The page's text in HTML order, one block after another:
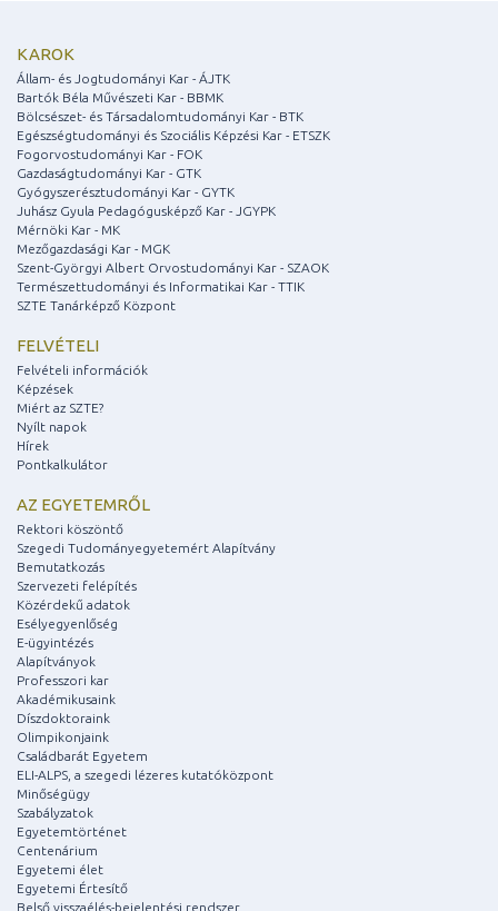
KAROK
Állam- és Jogtudományi Kar - ÁJTK
Bartók Béla Művészeti Kar - BBMK
Bölcsészet- és Társadalomtudományi Kar - BTK
Egészségtudományi és Szociális Képzési Kar - ETSZK
Fogorvostudományi Kar - FOK
Gazdaságtudományi Kar - GTK
Gyógyszerésztudományi Kar - GYTK
Juhász Gyula Pedagógusképző Kar - JGYPK
Mérnöki Kar - MK
Mezőgazdasági Kar - MGK
Szent-Györgyi Albert Orvostudományi Kar - SZAOK
Természettudományi és Informatikai Kar - TTIK
SZTE Tanárképző Központ
FELVÉTELI
Felvételi információk
Képzések
Miért az SZTE?
Nyílt napok
Hírek
Pontkalkulátor
AZ EGYETEMRŐL
Rektori köszöntő
Szegedi Tudományegyetemért Alapítvány
Bemutatkozás
Szervezeti felépítés
Közérdekű adatok
Esélyegyenlőség
E-ügyintézés
Alapítványok
Professzori kar
Akadémikusaink
Díszdoktoraink
Olimpikonjaink
Családbarát Egyetem
ELI-ALPS, a szegedi lézeres kutatóközpont
Minőségügy
Szabályzatok
Egyetemtörténet
Centenárium
Egyetemi élet
Egyetemi Értesítő
Belső visszaélés-bejelentési rendszer